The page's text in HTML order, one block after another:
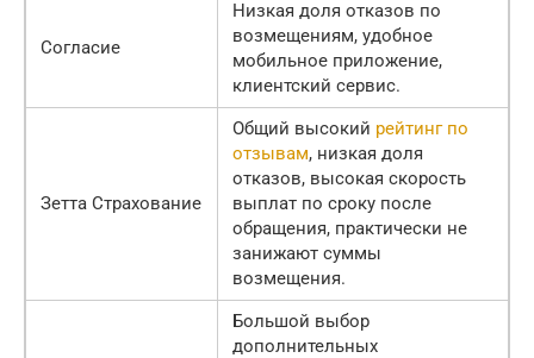
Согласие
Низкая доля отказов по
возмещениям, удобное
мобильное приложение,
клиентский сервис.
Зетта Страхование
Общий высокий рейтинг по
отзывам, низкая доля
отказов, высокая скорость
выплат по сроку после
обращения, практически не
занижают суммы
возмещения.
Большой выбор
дополнительных